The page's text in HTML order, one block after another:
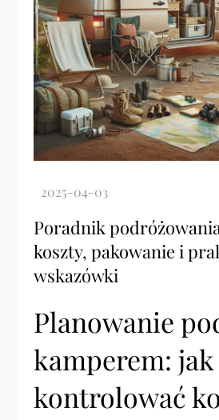
Poradnik
koszty, pakowanie i
wskazówki
Planowanie
kamperem: jak
kontrolować